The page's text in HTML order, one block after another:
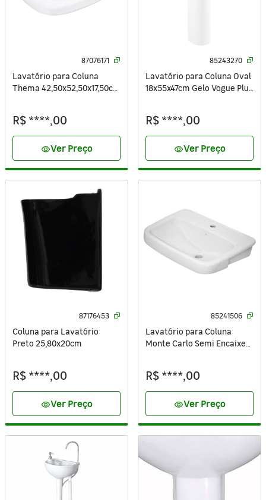
87076171
Lavatório para Coluna
Thema 42,50x52,50x17,50cm
R$ ****,00
visibilityVer Preço
85243270
Lavatório para Coluna Oval
18x55x47cm Gelo Vogue Plus
R$ ****,00
visibilityVer Preço
87176453
Coluna para Lavatório
Preto 25,80x20cm
R$ ****,00
visibilityVer Preço
85241506
Lavatório para Coluna
Monte Carlo Semi Encaixe
R$ ****,00
visibilityVer Preço